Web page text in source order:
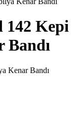
142 Kepi
Kenar Bandı